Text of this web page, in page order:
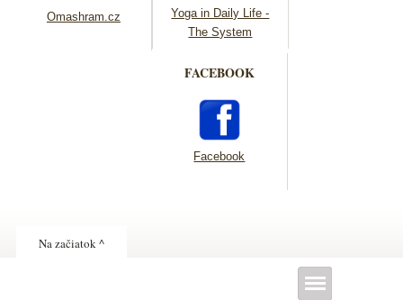
Omashram.cz
Yoga in Daily Life -
The System
FACEBOOK
Facebook
Na začiatok ^